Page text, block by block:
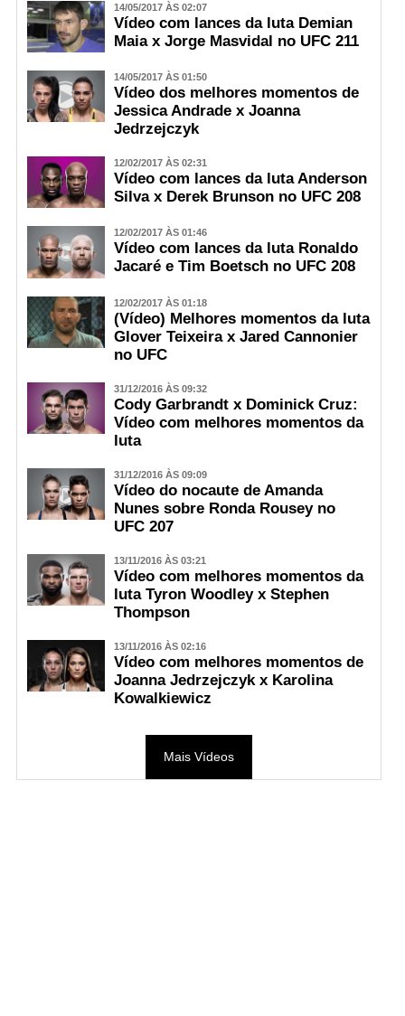
14/05/2017 ÀS 02:07
Vídeo com lances da luta Demian
Maia x Jorge Masvidal no UFC 211
14/05/2017 ÀS 01:50
Vídeo dos melhores momentos de
Jessica Andrade x Joanna
Jedrzejczyk
12/02/2017 ÀS 02:31
Vídeo com lances da luta Anderson
Silva x Derek Brunson no UFC 208
12/02/2017 ÀS 01:46
Vídeo com lances da luta Ronaldo
Jacaré e Tim Boetsch no UFC 208
12/02/2017 ÀS 01:18
(Vídeo) Melhores momentos da luta
Glover Teixeira x Jared Cannonier
no UFC
31/12/2016 ÀS 09:32
Cody Garbrandt x Dominick Cruz:
Vídeo com melhores momentos da
luta
31/12/2016 ÀS 09:09
Vídeo do nocaute de Amanda
Nunes sobre Ronda Rousey no
UFC 207
13/11/2016 ÀS 03:21
Vídeo com melhores momentos da
luta Tyron Woodley x Stephen
Thompson
13/11/2016 ÀS 02:16
Vídeo com melhores momentos de
Joanna Jedrzejczyk x Karolina
Kowalkiewicz
Mais Vídeos